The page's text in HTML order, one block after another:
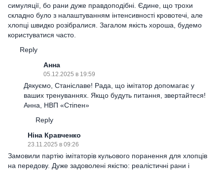
симуляції, бо рани дуже правдоподібні. Єдине, що трохи
складно було з налаштуванням інтенсивності кровотечі, але
хлопці швидко розібралися. Загалом якість хороша, будемо
користуватися часто.
Reply
Анна
05.12.2025 в 19:59
Дякуємо, Станіславе! Рада, що імітатор допомагає у
ваших тренуваннях. Якщо будуть питання, звертайтеся!
Анна, НВП «Стіпен»
Reply
Ніна Кравченко
23.11.2025 в 09:26
Замовили партію імітаторів кульового поранення для хлопців
на передову. Дуже задоволені якістю: реалістичні рани і